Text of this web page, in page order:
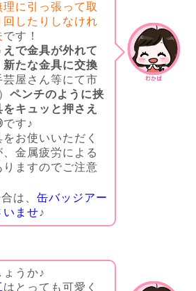
に引っ張って取
したりしなけれ
です！
で金具が外れて
たな金具に交換
芸屋さん等にて市
ペンチのように挟
キュッと押さえ
です♪
お使いいただく
金属疲労による
ますのでご注意
は、 缶バッジアー
いませ♪
うか♪
はとっても可愛く